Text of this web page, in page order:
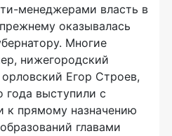
менеджерами власть в
оказывалась
Многие
нижегородский
Егор Строев,
года выступили с
к прямому назначению
главами